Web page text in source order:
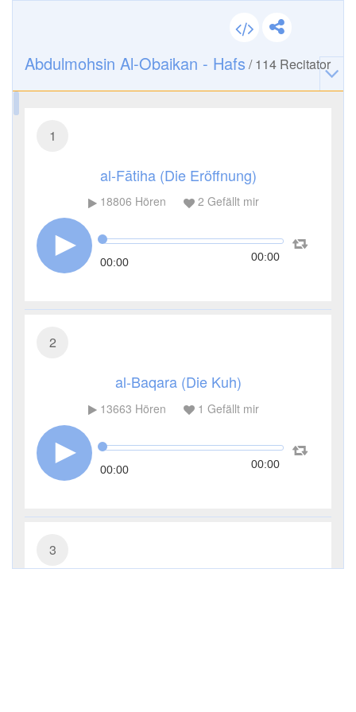
Abdulmohsin Al-Obaikan - Hafs /114 Recitator
1
al-Fātiha (Die Eröffnung)
18806 Hören 2 Gefällt mir
00:00 00:00
2
al-Baqara (Die Kuh)
13663 Hören 1 Gefällt mir
00:00 00:00
3